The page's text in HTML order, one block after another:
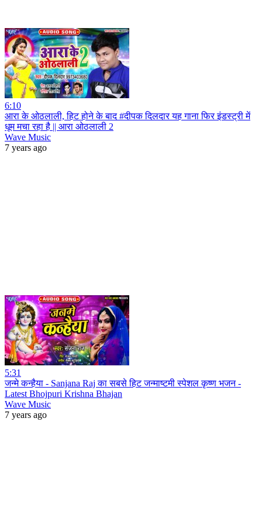
6:10
आरा के ओठलाली, हिट होने के बाद #दीपक दिलदार यह गाना फिर इंडस्ट्री में
धूम मचा रहा है || आरा ओठलाली 2
Wave Music
7 years ago
5:31
जन्मे कन्हैया - Sanjana Raj का सबसे हिट जन्माष्टमी स्पेशल कृष्ण भजन -
Latest Bhojpuri Krishna Bhajan
Wave Music
7 years ago